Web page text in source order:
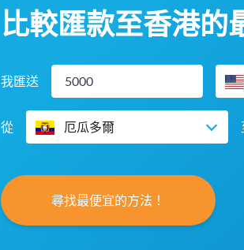
比較匯款至香港的
我匯送
從 厄瓜多爾
尋找最便宜的方法！